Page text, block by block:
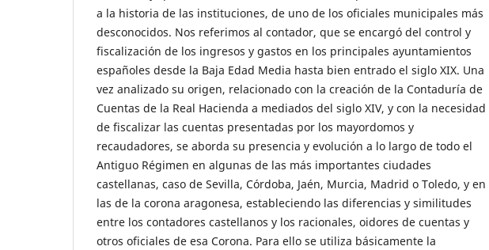
a la historia de las instituciones, de uno de los oficiales municipales más
desconocidos. Nos referimos al contador, que se encargó del control y
fiscalización de los ingresos y gastos en los principales ayuntamientos
españoles desde la Baja Edad Media hasta bien entrado el siglo XIX. Una
vez analizado su origen, relacionado con la creación de la Contaduría de
Cuentas de la Real Hacienda a mediados del siglo XIV, y con la necesidad
de fiscalizar las cuentas presentadas por los mayordomos y
recaudadores, se aborda su presencia y evolución a lo largo de todo el
Antiguo Régimen en algunas de las más importantes ciudades
castellanas, caso de Sevilla, Córdoba, Jaén, Murcia, Madrid o Toledo, y en
las de la corona aragonesa, estableciendo las diferencias y similitudes
entre los contadores castellanos y los racionales, oidores de cuentas y
otros oficiales de esa Corona. Para ello se utiliza básicamente la